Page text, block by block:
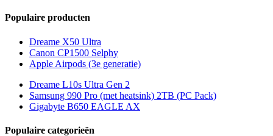
Populaire producten
Dreame X50 Ultra
Canon CP1500 Selphy
Apple Airpods (3e generatie)
Dreame L10s Ultra Gen 2
Samsung 990 Pro (met heatsink) 2TB (PC Pack)
Gigabyte B650 EAGLE AX
Populaire categorieën